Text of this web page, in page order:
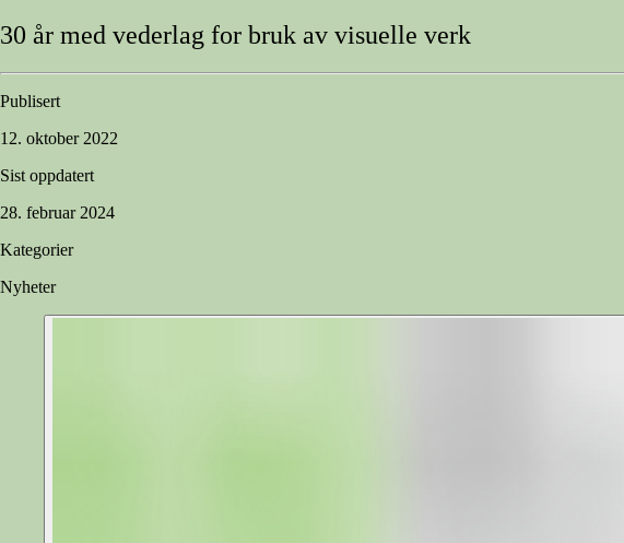
30 år med vederlag for bruk av visuelle verk
Publisert
12. oktober 2022
Sist oppdatert
28. februar 2024
Kategorier
Nyheter